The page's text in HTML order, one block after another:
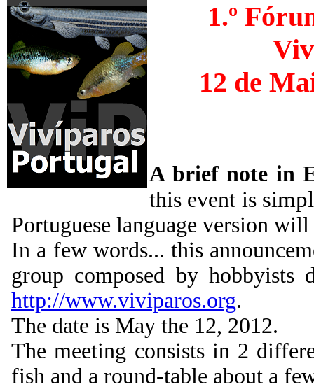
1.º
12 de
A brief note in
this event is
Portuguese language version
In a few words... this
group composed by
http://www.viviparos.org.
The date is May the 12, 2012.
The meeting consists in 2
fish and a round-table about a